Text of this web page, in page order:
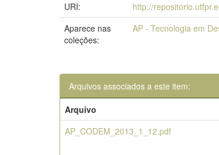
URI:
http://
Aparece nas
coleções:
AP - Tecnologia em
Arquivos associados a este item:
Arquivo
AP_CODEM_2013_1_12.pdf